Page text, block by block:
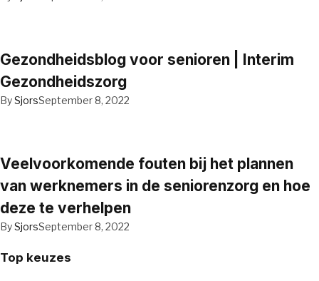
Gezondheidsblog voor senioren | Interim
Gezondheidszorg
BySjorsSeptember 8, 2022
Veelvoorkomende fouten bij het plannen
van werknemers in de seniorenzorg en hoe
deze te verhelpen
BySjorsSeptember 8, 2022
Top keuzes